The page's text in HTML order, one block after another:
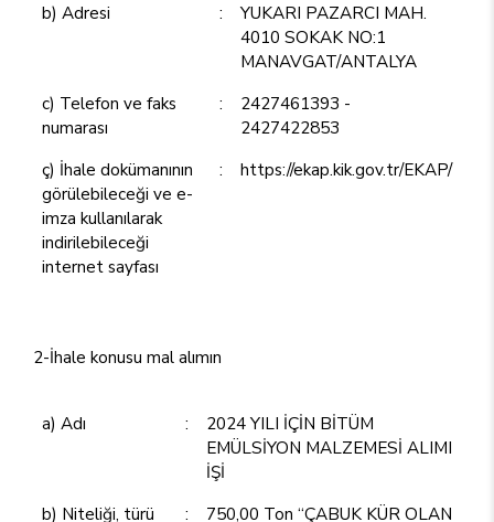
b) Adresi
:
YUKARI PAZARCI MAH.
4010 SOKAK NO:1
MANAVGAT/ANTALYA
c) Telefon ve faks
numarası
:
2427461393 -
2427422853
ç) İhale dokümanının
görülebileceği ve e-
imza kullanılarak
indirilebileceği
internet sayfası
: https://ekap.kik.gov.tr/EKAP/
2-İhale konusu mal alımın
a) Adı :
2024 YILI İÇİN BİTÜM
EMÜLSİYON MALZEMESİ ALIMI
İŞİ
b) Niteliği, türü
:
750,00 Ton “ÇABUK KÜR OLAN